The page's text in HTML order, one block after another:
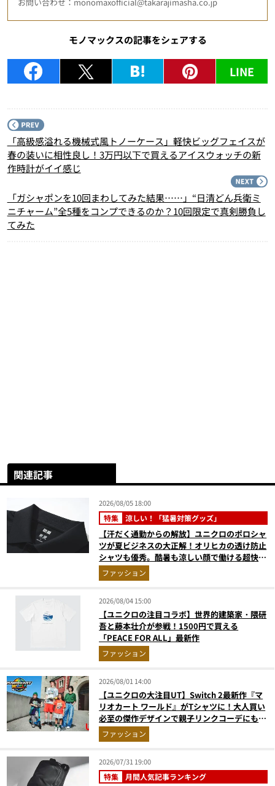
お問い合わせ：monomaxofficial@takarajimasha.co.jp
モノマックスの記事をシェアする
LINE
「高級感溢れる機械式風トノーケース」軽快ビッグフェイスが
春の装いに相性良し！3万円以下で買えるアイスウォッチの新
作時計がイイ感じ
「ガシャポンを10回まわしてみた結果……」“日清どん兵衛ミ
ニチャーム”全5種をコンプできるのか？10回限定で真剣勝負し
てみた
関連記事
2026/08/05 18:00
特集 涼しい！「猛暑対策グッズ」
【汗だく通勤からの解放】ユニクロのポロシャ
ツが夏ビジネスの大正解！オリヒカの透け防止
シャツも優秀。酷暑も涼しい顔で働ける超快適
ウエアの実力
ファッション
2026/08/04 15:00
【ユニクロの注目コラボ】世界的建築家・隈研
吾と藤本壮介が参戦！1500円で買える
「PEACE FOR ALL」最新作
ファッション
2026/08/01 14:00
【ユニクロの大注目UT】Switch 2最新作『マ
リオカート ワールド』がTシャツに！大人買い
必至の傑作デザインで親子リンクコーデにも最
適ファッション
2026/07/31 19:00
特集 月間人気記事ランキング